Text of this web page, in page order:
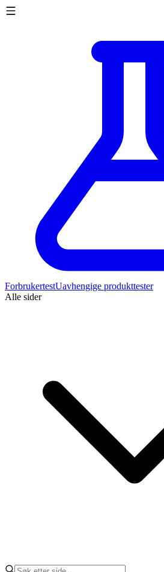
ForbrukertestUavhengige produkttester
Alle sider